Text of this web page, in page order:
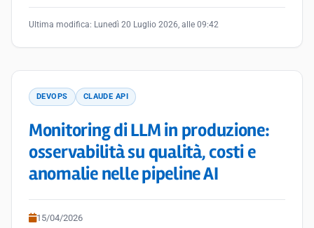
Ultima modifica: Lunedì 20 Luglio 2026, alle 09:42
DEVOPS CLAUDE API
Monitoring di LLM in produzione:
osservabilità su qualità, costi e
anomalie nelle pipeline AI
15/04/2026